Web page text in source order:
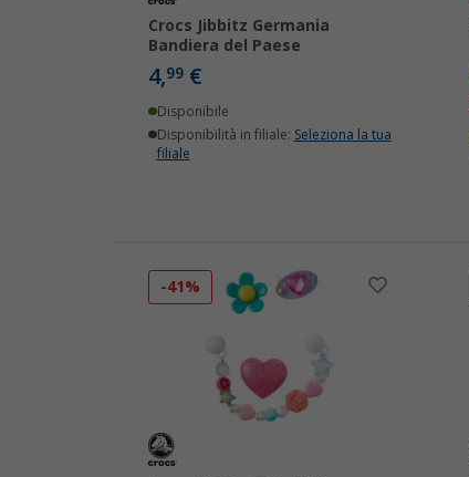
Crocs Jibbitz Germania
Bandiera del Paese
4,99 €
Disponibile
Disponibilità in filiale: Seleziona la tua
filiale
-41%